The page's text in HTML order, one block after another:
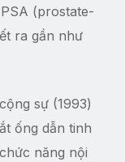
(prostate-
ra gần như
sự (1993)
ống dẫn tinh
năng nội